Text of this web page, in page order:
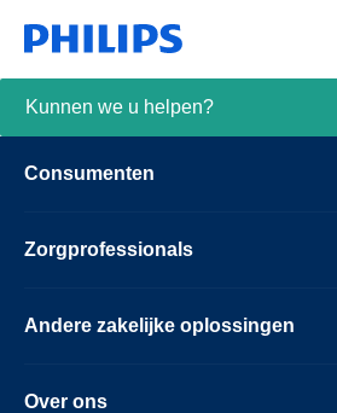
Kunnen we u helpen?
Consumenten
Zorgprofessionals
Andere zakelijke oplossingen
Over ons